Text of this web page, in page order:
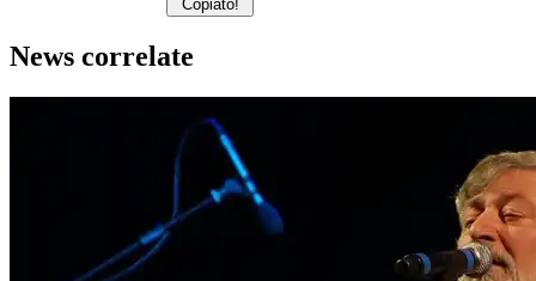
Copiato!
News correlate